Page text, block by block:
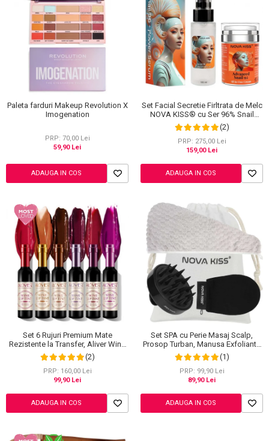
Paleta farduri Makeup Revolution X
Imogenation
PRP: 70,00 Lei
59,90 Lei
ADAUGA IN COS
Set Facial Secretie Firltrata de Melc
NOVA KISS® cu Ser 96% Snail
Power si Crema Advanced Snail 92
All in One
(2)
PRP: 275,00 Lei
159,00 Lei
ADAUGA IN COS
Set 6 Rujuri Premium Mate
Rezistente la Transfer, Aliver Wine
Lip Tint Waterproof, 7 g X 6 buc
(2)
PRP: 160,00 Lei
99,90 Lei
ADAUGA IN COS
Set SPA cu Perie Masaj Scalp,
Prosop Turban, Manusa Exfolianta
si Saculet din Bumbac, NOVA
KISS®
(1)
PRP: 99,90 Lei
89,90 Lei
ADAUGA IN COS